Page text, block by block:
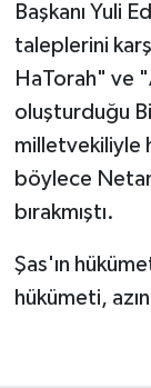
Başkanı Yuli
taleplerini
HaTorah" ve
oluşturduğu
milletvekiliyle
böylece
bırakmıştı.
Şas'ın
hükümeti,